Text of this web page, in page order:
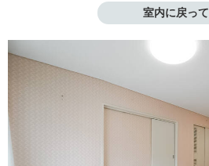
室内に戻って